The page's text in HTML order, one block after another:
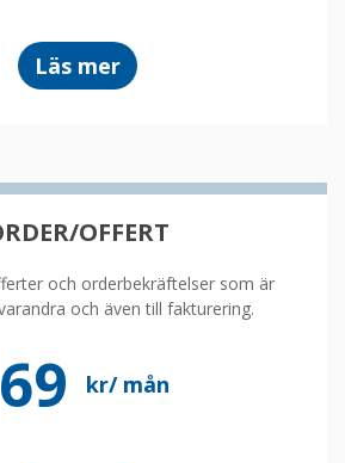
Läs mer
om
OFFERT
och orderbekräftelser som är
och även till fakturering.
69 kr/ mån